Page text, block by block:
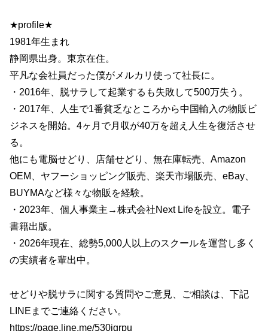
★profile★
1981年生まれ
静岡県出身。東京在住。
平凡な会社員だった僕がメルカリ使って社長に。
・2016年、脱サラして起業するも失敗して500万失う。
・2017年、人生で1番貧乏なところから中国輸入の物販ビ
ジネスを開始。4ヶ月で月収が40万を超え人生を復活させ
る。
他にも電脳せどり、店舗せどり、無在庫転売、Amazon
OEM、ヤフーショッピング販売、楽天市場販売、eBay、
BUYMAなど様々な物販を経験。
・2023年、個人事業主→株式会社Next Lifeを設立。電子
書籍出版。
・2026年現在、総勢5,000人以上のスクールを運営し多く
の実績者を輩出中。
せどりや脱サラに関する質問やご意見、ご相談は、下記
LINEまでご連絡ください。
https://page.line.me/530jgrpu